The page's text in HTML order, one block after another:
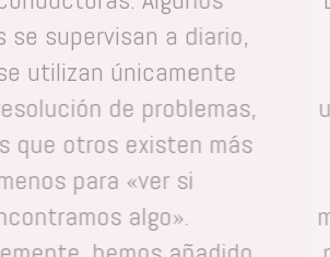
se supervisan a diario,
utilizan únicamente
de problemas,
que otros existen más
para «ver si
algo».